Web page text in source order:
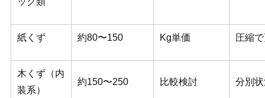
紙くず 約80〜150 Kg単価 圧縮
木くず（内
装系）
約150〜250 比較検討 分別